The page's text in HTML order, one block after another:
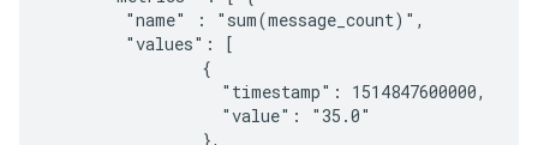
        "name" : "sum(message_count)",
        "values": [
                {
                  "timestamp": 1514847600000,
                  "value": "35.0"
                },